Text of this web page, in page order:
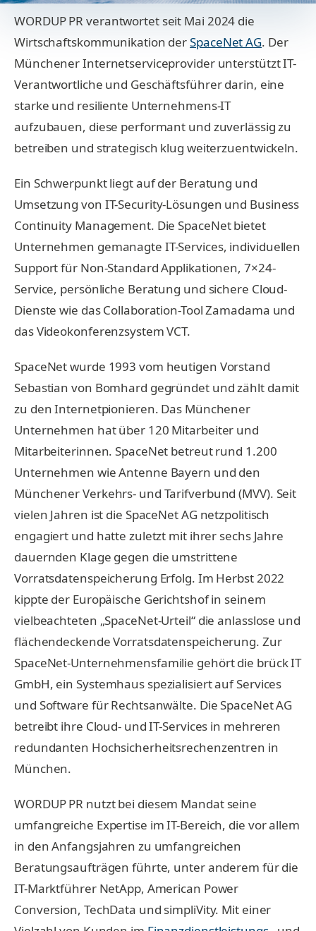
WORDUP PR verantwortet seit Mai 2024 die
Wirtschaftskommunikation derSpaceNet AG. Der
Münchener Internetserviceprovider unterstützt IT-
Verantwortliche und Geschäftsführer darin, eine
starke und resiliente Unternehmens-IT
aufzubauen, diese performant und zuverlässig zu
betreiben und strategisch klug weiterzuentwickeln.
Ein Schwerpunkt liegt auf der Beratung und
Umsetzung von IT-Security-Lösungen und Business
Continuity Management. Die SpaceNet bietet
Unternehmen gemanagte IT-Services, individuellen
Support für Non-Standard Applikationen, 7×24-
Service, persönliche Beratung und sichere Cloud-
Dienste wie das Collaboration-Tool Zamadama und
das Videokonferenzsystem VCT.
SpaceNet wurde 1993 vom heutigen Vorstand
Sebastian von Bomhard gegründet und zählt damit
zu den Internetpionieren. Das Münchener
Unternehmen hat über 120 Mitarbeiter und
Mitarbeiterinnen. SpaceNet betreut rund 1.200
Unternehmen wie Antenne Bayern und den
Münchener Verkehrs- und Tarifverbund (MVV). Seit
vielen Jahren ist die SpaceNet AG netzpolitisch
engagiert und hatte zuletzt mit ihrer sechs Jahre
dauernden Klage gegen die umstrittene
Vorratsdatenspeicherung Erfolg. Im Herbst 2022
kippte der Europäische Gerichtshof in seinem
vielbeachteten „SpaceNet-Urteil“ die anlasslose und
flächendeckende Vorratsdatenspeicherung. Zur
SpaceNet-Unternehmensfamilie gehört die brück IT
GmbH, ein Systemhaus spezialisiert auf Services
und Software für Rechtsanwälte. Die SpaceNet AG
betreibt ihre Cloud- und IT-Services in mehreren
redundanten Hochsicherheitsrechenzentren in
München.
WORDUP PR nutzt bei diesem Mandat seine
umfangreiche Expertise im IT-Bereich, die vor allem
in den Anfangsjahren zu umfangreichen
Beratungsaufträgen führte, unter anderem für die
IT-Marktführer NetApp, American Power
Conversion, TechData und simpliVity. Mit einer